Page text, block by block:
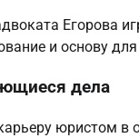
Егорова
и основу
дела
юристом